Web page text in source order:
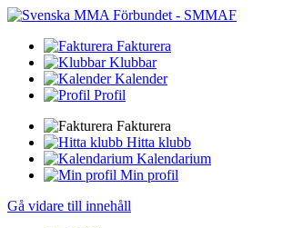
Fakturera
Klubbar
Kalender
Profil
Fakturera
Hitta klubb
Kalendarium
Min profil
Gå vidare till innehåll